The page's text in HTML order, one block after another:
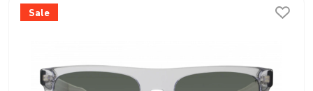
Sale